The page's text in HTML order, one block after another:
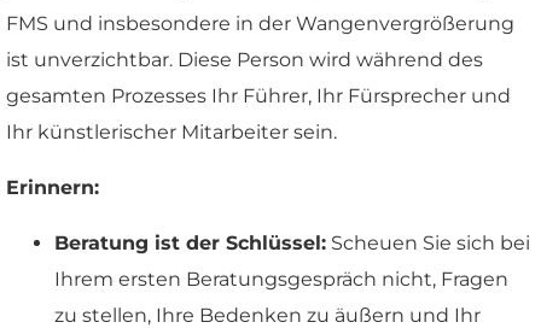
FMS und insbesondere in der Wangenvergrößerung
ist unverzichtbar. Diese Person wird während des
gesamten Prozesses Ihr Führer, Ihr Fürsprecher und
Ihr künstlerischer Mitarbeiter sein.
Erinnern:
Beratung ist der Schlüssel: Scheuen Sie sich bei
Ihrem ersten Beratungsgespräch nicht, Fragen
zu stellen, Ihre Bedenken zu äußern und Ihr